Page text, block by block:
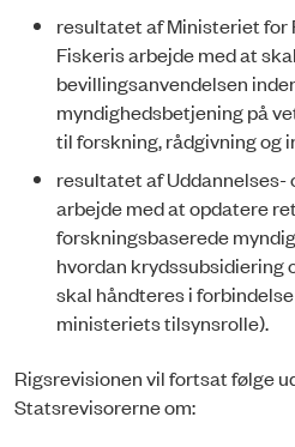
resultatet af Ministeriet for
Fiskeris arbejde med at
bevillingsanvendelsen
myndighedsbetjening på
til forskning, rådgivning og
resultatet af
arbejde med at opdatere
forskningsbaserede
hvordan krydssubsidiering
skal håndteres i
ministeriets tilsynsrolle).
Rigsrevisionen vil fortsat følge
Statsrevisorerne om: